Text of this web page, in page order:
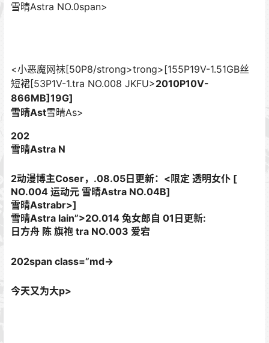
雪晴Astra NO.0span>
<小恶魔网袜[50P8/strong>trong>[155P19V-1.51GB丝
短裙[53P1V-1.tra NO.008 JKFU>2010P10V-
866MB]19G]
雪晴Ast雪晴As>
202
雪晴Astra N
2动漫博主Coser，.08.05日更新：<限定 透明女仆 [
NO.004 运动元 雪晴Astra NO.04B]
雪晴Astrabr>]
雪晴Astra lain”>2O.014 兔女郎自 01日更新:
日方舟 陈 旗袍 tra NO.003 爱宕
202span class=”md->
今天又为大p>